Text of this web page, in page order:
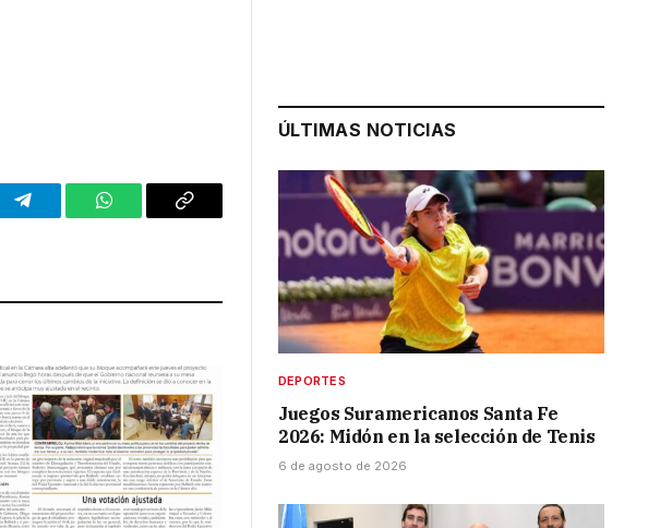
Telegram WhatsAppCopy
ÚLTIMAS NOTICIAS
DEPORTES
Juegos Suramericanos Santa Fe
2026: Midón en la selección de Tenis
6 de agosto de 2026